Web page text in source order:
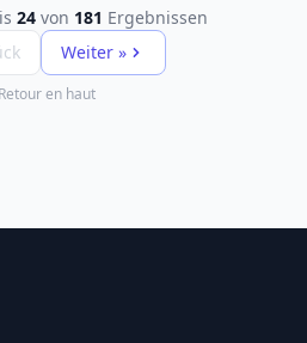
24 von 181 Ergebnissen
Weiter »
Retour en haut